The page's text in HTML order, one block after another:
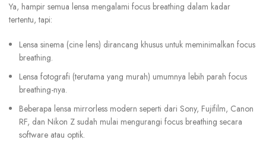
Ya, hampir semua lensa mengalami focus breathing dalam kadar
tertentu, tapi:
Lensa sinema (cine lens) dirancang khusus untuk meminimalkan focus
breathing.
Lensa fotografi (terutama yang murah) umumnya lebih parah focus
breathing-nya.
Beberapa lensa mirrorless modern seperti dari Sony, Fujifilm, Canon
RF, dan Nikon Z sudah mulai mengurangi focus breathing secara
software atau optik.